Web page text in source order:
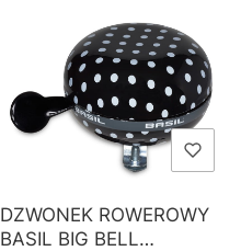
DZWONEK ROWEROWY
BASIL BIG BELL